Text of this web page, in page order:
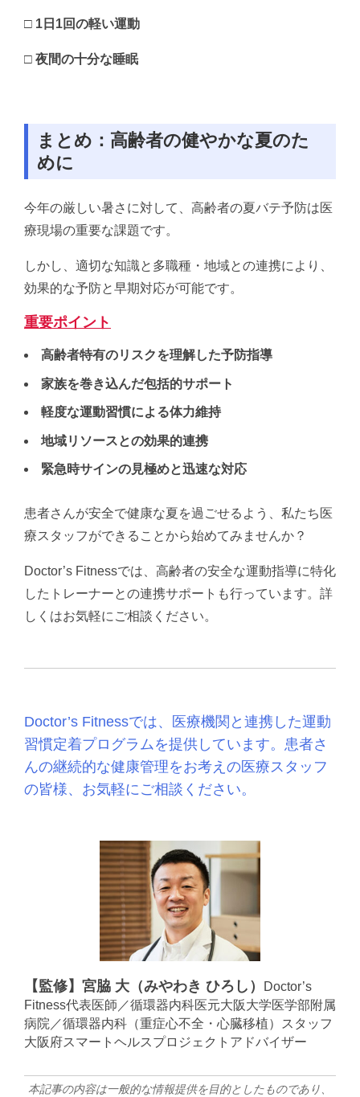
□ 1日1回の軽い運動
□ 夜間の十分な睡眠
まとめ：高齢者の健やかな夏のた
めに
今年の厳しい暑さに対して、高齢者の夏バテ予防は医
療現場の重要な課題です。
しかし、適切な知識と多職種・地域との連携により、
効果的な予防と早期対応が可能です。
重要ポイント
高齢者特有のリスクを理解した予防指導
家族を巻き込んだ包括的サポート
軽度な運動習慣による体力維持
地域リソースとの効果的連携
緊急時サインの見極めと迅速な対応
患者さんが安全で健康な夏を過ごせるよう、私たち医
療スタッフができることから始めてみませんか？
Doctor’s Fitnessでは、高齢者の安全な運動指導に特化
したトレーナーとの連携サポートも行っています。 詳
しくはお気軽にご相談ください。
Doctor’s Fitnessでは、医療機関と連携した運動
習慣定着プログラムを提供しています。 患者さ
んの継続的な健康管理をお考えの医療スタッフ
の皆様、お気軽にご相談ください。
【監修】宮脇 大（みやわき ひろし）
Doctor’s
Fitness代表医師／循環器内科医元大阪大学医学部附属
病院／循環器内科（重症心不全・心臓移植）スタッフ
大阪府スマートヘルスプロジェクトアドバイザー
本記事の内容は一般的な情報提供を目的としたものであり、